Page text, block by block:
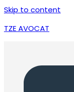
Skip to content
TZE AVOCAT